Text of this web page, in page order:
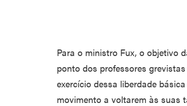
Para o ministro Fux, o objetivo
ponto dos professores
exercício dessa liberdade
movimento a voltarem às suas